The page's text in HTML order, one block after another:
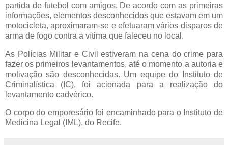
partida de futebol com amigos. De acordo com as primeiras
informações, elementos desconhecidos que estavam em um
motocicleta, aproximaram-se e efetuaram vários disparos de
arma de fogo contra a vítima que faleceu no local.
As Polícias Militar e Civil estiveram na cena do crime para
fazer os primeiros levantamentos, até o momento a autoria e
motivação são desconhecidas. Um equipe do Instituto de
Criminalística (IC), foi acionada para a realização do
levantamento cadvérico.
O corpo do emporesário foi encaminhado para o Instituto de
Medicina Legal (IML), do Recife.